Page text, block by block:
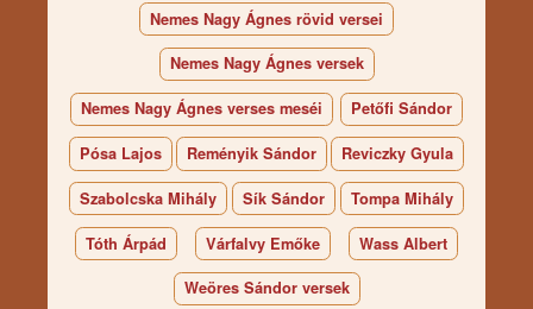
Nemes Nagy Ágnes rövid versei
Nemes Nagy Ágnes versek
Nemes Nagy Ágnes verses meséi Petőfi Sándor
Pósa Lajos Reményik Sándor Reviczky Gyula
Szabolcska Mihály Sík Sándor Tompa Mihály
Tóth Árpád Várfalvy Emőke Wass Albert
Weöres Sándor versek